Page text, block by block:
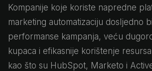
Kompanije koje koriste napredne
marketing automatizaciju dosljedno
performanse kampanja, veću
kupaca i efikasnije korištenje
kao što su HubSpot, Marketo i